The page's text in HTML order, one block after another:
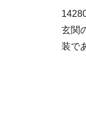
玄関
装で